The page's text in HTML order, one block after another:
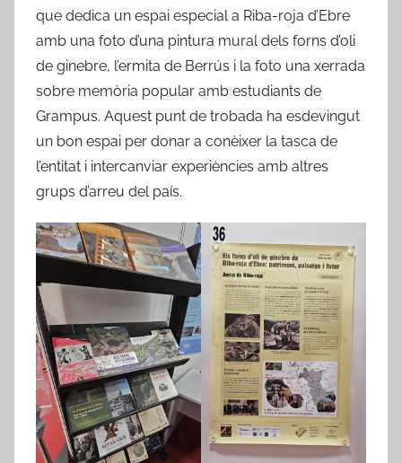
que dedica un espai especial a Riba-roja d’Ebre
amb una foto d’una pintura mural dels forns d’oli
de ginebre, l’ermita de Berrús i la foto una xerrada
sobre memòria popular amb estudiants de
Grampus. Aquest punt de trobada ha esdevingut
un bon espai per donar a conèixer la tasca de
l’entitat i intercanviar experiències amb altres
grups d’arreu del país.